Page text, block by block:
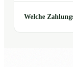
Welche